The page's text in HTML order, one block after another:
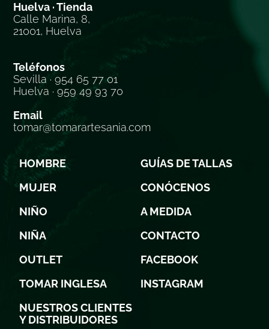
Huelva · Tienda
Calle Marina, 8,
21001, Huelva
Teléfonos
Sevilla · 954 65 77 01
Huelva · 959 49 93 70
Email
tomar@tomarartesania.com
HOMBRE
MUJER
NIÑO
NIÑA
OUTLET
TOMAR INGLESA
NUESTROS CLIENTES
Y DISTRIBUIDORES
GUÍAS DE TALLAS
CONÓCENOS
A MEDIDA
CONTACTO
FACEBOOK
INSTAGRAM